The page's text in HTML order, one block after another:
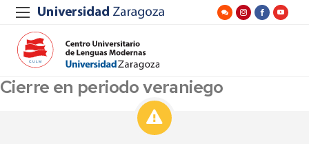
Cierre en periodo veraniego